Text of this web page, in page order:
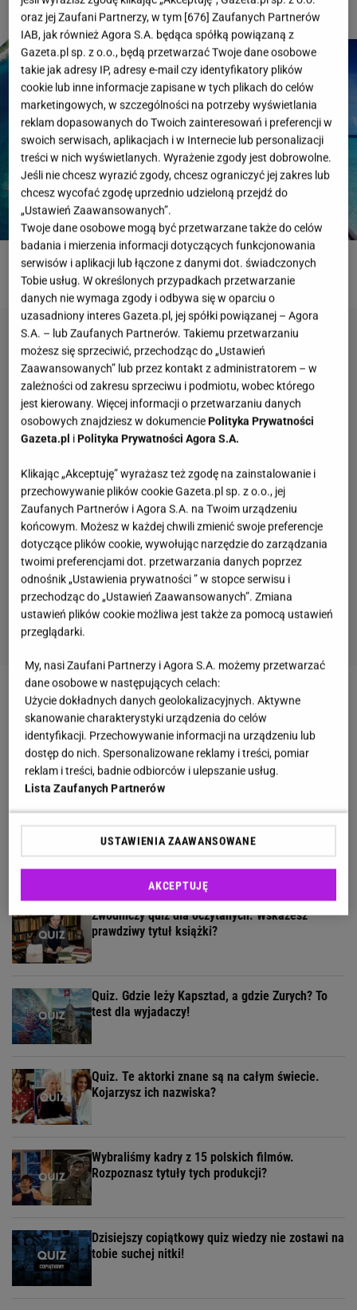
ROZWIĄŻ QUIZ
Szybki sprawdzian z języka polskiego.
Rozpoznasz lekturę po opisie?
Quiz tylko dla orłów? 90% z was nie zgarnie
maksa w Szybkiej Piątce
Rozwiąż quiz geograficzny i dopasuj miasto do
państwa. Zdobędziesz 9/13?
Zwodniczy quiz dla oczytanych. Wskażesz
prawdziwy tytuł książki?
Quiz. Gdzie leży Kapsztad, a gdzie Zurych? To
test dla wyjadaczy!
Quiz. Te aktorki znane są na całym świecie.
Kojarzysz ich nazwiska?
Wybraliśmy kadry z 15 polskich filmów.
Rozpoznasz tytuły tych produkcji?
Dzisiejszy copiątkowy quiz wiedzy nie zostawi na
tobie suchej nitki!
oraz jej Zaufani Partnerzy, w tym [676] Zaufanych Partnerów
IAB, jak również Agora S.A. będąca spółką powiązaną z
Gazeta.pl sp. z o.o., będą przetwarzać Twoje dane osobowe
takie jak adresy IP, adresy e-mail czy identyfikatory plików
cookie lub inne informacje zapisane w tych plikach do celów
marketingowych, w szczególności na potrzeby wyświetlania
reklam dopasowanych do Twoich zainteresowań i preferencji w
swoich serwisach, aplikacjach i w Internecie lub personalizacji
treści w nich wyświetlanych. Wyrażenie zgody jest dobrowolne.
Jeśli nie chcesz wyrazić zgody, chcesz ograniczyć jej zakres lub
chcesz wycofać zgodę uprzednio udzieloną przejdź do
„Ustawień Zaawansowanych”.
Twoje dane osobowe mogą być przetwarzane także do celów
badania i mierzenia informacji dotyczących funkcjonowania
serwisów i aplikacji lub łączone z danymi dot. świadczonych
Tobie usług. W określonych przypadkach przetwarzanie
danych nie wymaga zgody i odbywa się w oparciu o
uzasadniony interes Gazeta.pl, jej spółki powiązanej – Agora
S.A. – lub Zaufanych Partnerów. Takiemu przetwarzaniu
możesz się sprzeciwić, przechodząc do „Ustawień
Zaawansowanych” lub przez kontakt z administratorem – w
zależności od zakresu sprzeciwu i podmiotu, wobec którego
jest kierowany. Więcej informacji o przetwarzaniu danych
osobowych znajdziesz w dokumencie Polityka Prywatności
Gazeta.pl i Polityka Prywatności Agora S.A.
Klikając „Akceptuję” wyrażasz też zgodę na zainstalowanie i
przechowywanie plików cookie Gazeta.pl sp. z o.o., jej
Zaufanych Partnerów i Agora S.A. na Twoim urządzeniu
końcowym. Możesz w każdej chwili zmienić swoje preferencje
dotyczące plików cookie, wywołując narzędzie do zarządzania
twoimi preferencjami dot. przetwarzania danych poprzez
odnośnik „Ustawienia prywatności ” w stopce serwisu i
przechodząc do „Ustawień Zaawansowanych”. Zmiana
ustawień plików cookie możliwa jest także za pomocą ustawień
przeglądarki.
My, nasi Zaufani Partnerzy i Agora S.A. możemy przetwarzać
dane osobowe w następujących celach:
Użycie dokładnych danych geolokalizacyjnych. Aktywne
skanowanie charakterystyki urządzenia do celów
identyfikacji. Przechowywanie informacji na urządzeniu lub
dostęp do nich. Spersonalizowane reklamy i treści, pomiar
reklam i treści, badnie odbiorców i ulepszanie usług.
Lista Zaufanych Partnerów
USTAWIENIA ZAAWANSOWANE
AKCEPTUJĘ